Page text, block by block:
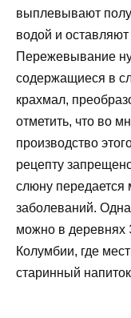
выплевывают
водой и
Пережевывание
содержащиеся в
крахмал,
отметить, что во
производство
рецепту
слюну передается
заболеваний.
можно в деревнях
Колумбии, где
старинный